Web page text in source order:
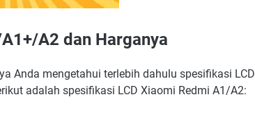
A2 dan Harganya
Anda mengetahui terlebih dahulu spesifikasi LCD
adalah spesifikasi LCD Xiaomi Redmi A1/A2: